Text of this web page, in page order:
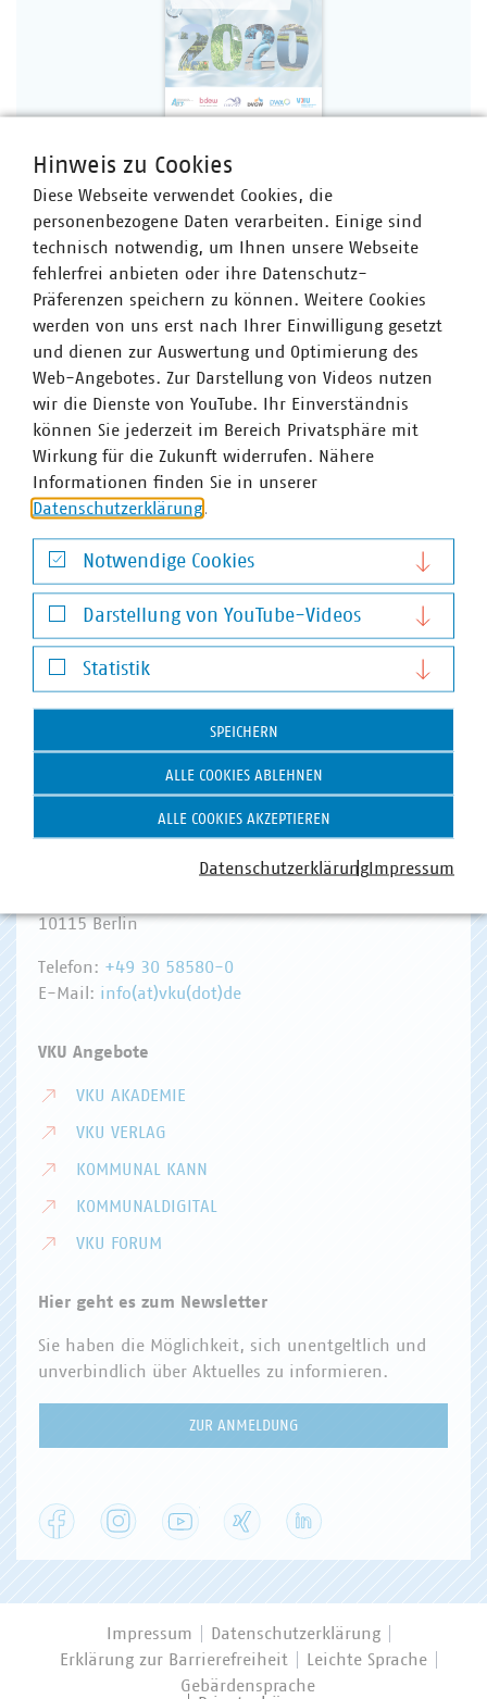
VKU-Bereiche
ENERGIEWIRTSCHAFTWASSER/ABWASSERDIGITALISIERUNG/TKABFALLWIRTSCHAFT
RECHT
Hausanschrift und Kontakt
VKU-Hauptgeschäftsstelle
10115 Berlin
Telefon: +49 30 58580-0
E-Mail: info(at)vku(dot)de
VKU Angebote
VKU AKADEMIE
VKU VERLAG
KOMMUNAL KANN
KOMMUNALDIGITAL
VKU FORUM
Hier geht es zum Newsletter
Sie haben die Möglichkeit, sich unentgeltlich und
unverbindlich über Aktuelles zu informieren.
ZUR ANMELDUNG
Facebook Instagram YouTube
Impressum
Datenschutzerklärung
Erklärung zur Barrierefreiheit
Leichte Sprache
Gebärdensprache
Hinweis zu Cookies
Diese Webseite verwendet Cookies, die
personenbezogene Daten verarbeiten. Einige sind
technisch notwendig, um Ihnen unsere Webseite
fehlerfrei anbieten oder ihre Datenschutz-
Präferenzen speichern zu können. Weitere Cookies
werden von uns erst nach Ihrer Einwilligung gesetzt
und dienen zur Auswertung und Optimierung des
Web-Angebotes. Zur Darstellung von Videos nutzen
wir die Dienste von YouTube. Ihr Einverständnis
können Sie jederzeit im Bereich Privatsphäre mit
Wirkung für die Zukunft widerrufen. Nähere
Informationen finden Sie in unserer
Datenschutzerklärung.
Notwendige Cookies
Notwendige Cookies
Darstellung von YouTube-Videos
Darstellung von YouTube-Videos
Statistik
Statistik
SPEICHERN
ALLE COOKIES ABLEHNEN
ALLE COOKIES AKZEPTIEREN
DatenschutzerklärungImpressum